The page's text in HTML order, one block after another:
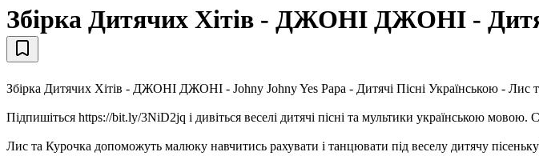
Збірка Дитячих Хітів - ДЖОНІ ДЖОНІ -
Збірка Дитячих Хітів - ДЖОНІ ДЖОНІ - Johny Johny Yes Papa - Дитячі Пісні Українською - Лис
Підпишіться https://bit.ly/3NiD2jq і дивіться веселі дитячі пісні та мультики українською
Лис та Курочка допоможуть малюку навчитись рахувати і танцювати під веселу дитячу